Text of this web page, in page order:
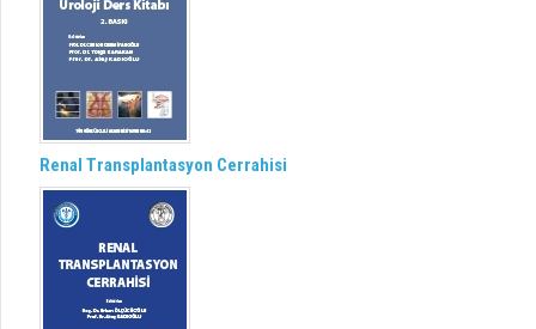
Renal Transplantasyon Cerrahisi